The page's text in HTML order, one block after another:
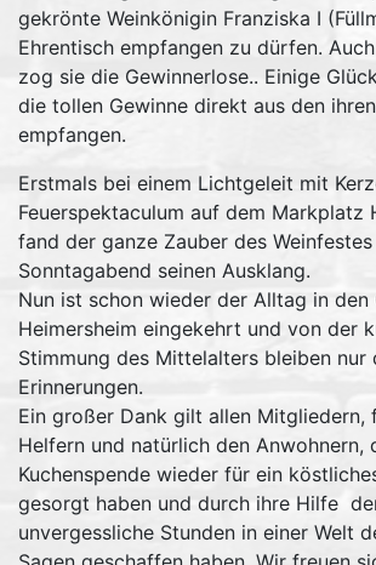
gekrönte Weinkönigin Franziska I
Ehrentisch empfangen zu dürfen.
zog sie die Gewinnerlose.. Einige
die tollen Gewinne direkt aus den
empfangen.
Erstmals bei einem Lichtgeleit mit
Feuerspektaculum auf dem Markplatz
fand der ganze Zauber des Weinfestes
Sonntagabend seinen Ausklang.
Nun ist schon wieder der Alltag in den
Heimersheim eingekehrt und von der
Stimmung des Mittelalters bleiben nur
Erinnerungen.
Ein großer Dank gilt allen Mitgliedern,
Helfern und natürlich den Anwohnern,
Kuchenspende wieder für ein
gesorgt haben und durch ihre Hilfe
unvergessliche Stunden in einer Welt